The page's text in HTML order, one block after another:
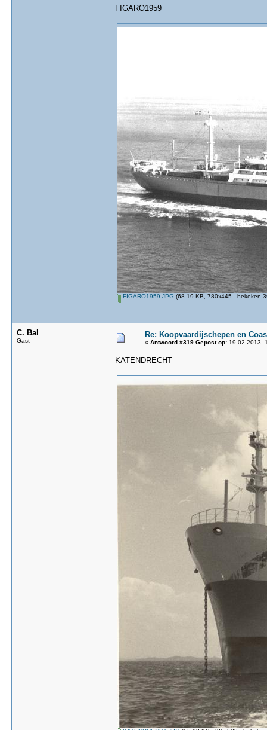
FIGARO1959
FIGARO1959.JPG (68.19 KB, 780x445 - bekeken
C. Bal
Gast
Re: Koopvaardijschepen en
« Antwoord #319 Gepost op: 19-02-2013,
KATENDRECHT